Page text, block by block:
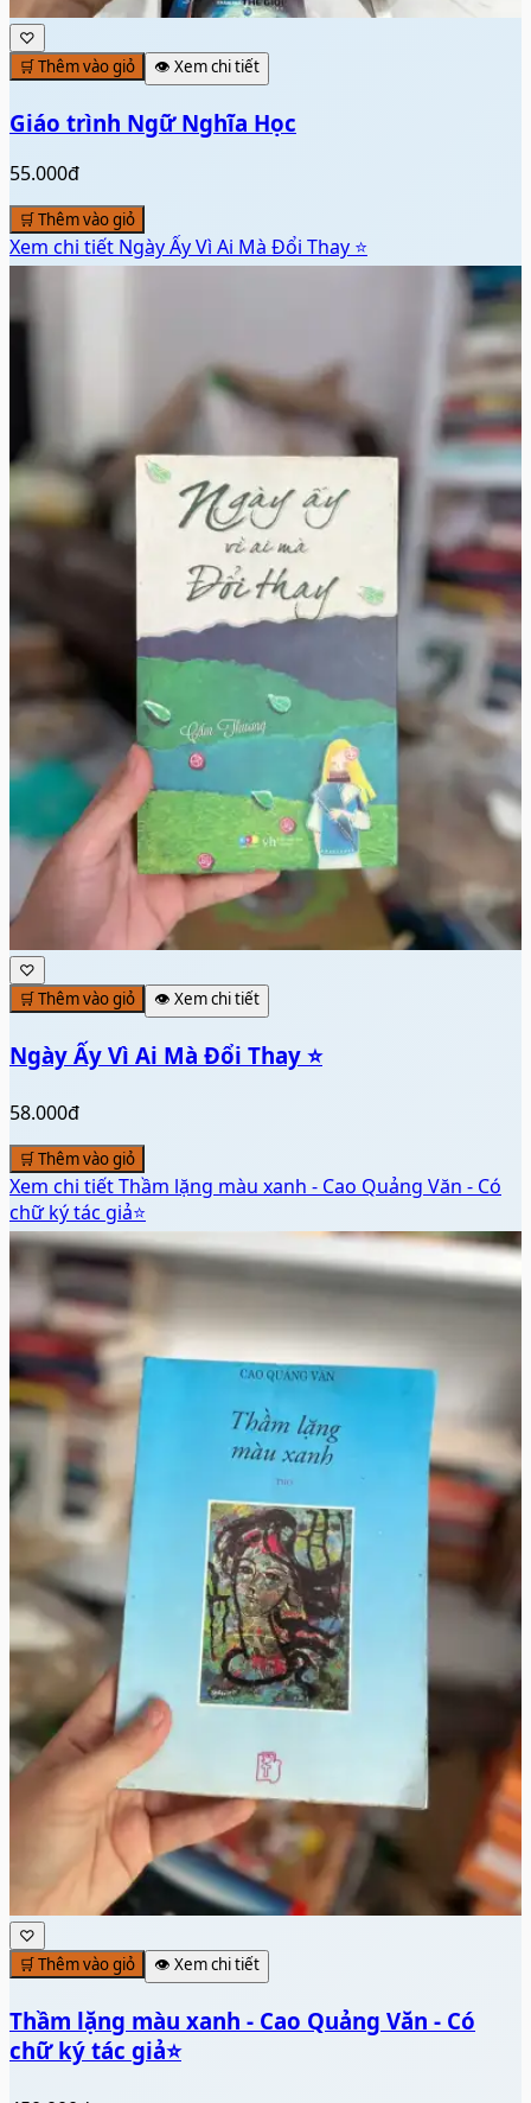
♡
🛒 Thêm vào giỏ
👁️ Xem chi tiết
Giáo trình Ngữ Nghĩa Học
55.000đ
🛒 Thêm vào giỏ
Xem chi tiết Ngày Ấy Vì Ai Mà Đổi Thay ⭐
♡
🛒 Thêm vào giỏ
👁️ Xem chi tiết
Ngày Ấy Vì Ai Mà Đổi Thay ⭐
58.000đ
🛒 Thêm vào giỏ
Xem chi tiếtThầm lặng màu xanh - Cao Quảng Văn - Có
chữ ký tác giả⭐
♡
🛒 Thêm vào giỏ
👁️ Xem chi tiết
Thầm lặng màu xanh - Cao Quảng Văn - Có
chữ ký tác giả⭐